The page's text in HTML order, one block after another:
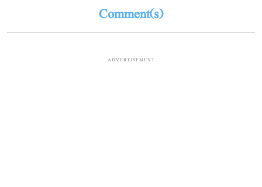
Comment(s)
ADVERTISEMENT